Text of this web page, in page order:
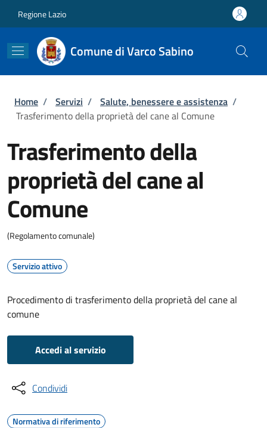
Regione Lazio
Comune di Varco Sabino
Briciole di pane
Home / Servizi / Salute, benessere e assistenza /
Trasferimento della proprietà del cane al Comune
Trasferimento della
proprietà del cane al
Comune
(Regolamento comunale)
Servizio attivo
Procedimento di trasferimento della proprietà del cane al
comune
Accedi al servizio
Condividi
Normativa di riferimento